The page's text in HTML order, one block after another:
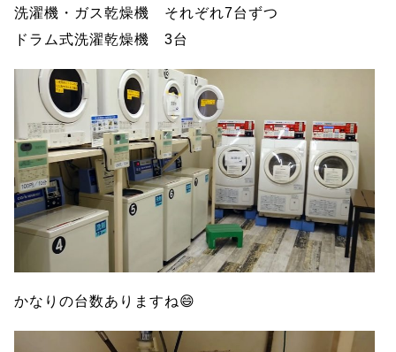
洗濯機・ガス乾燥機 それぞれ7台ずつ
ドラム式洗濯乾燥機 3台
かなりの台数ありますね😄